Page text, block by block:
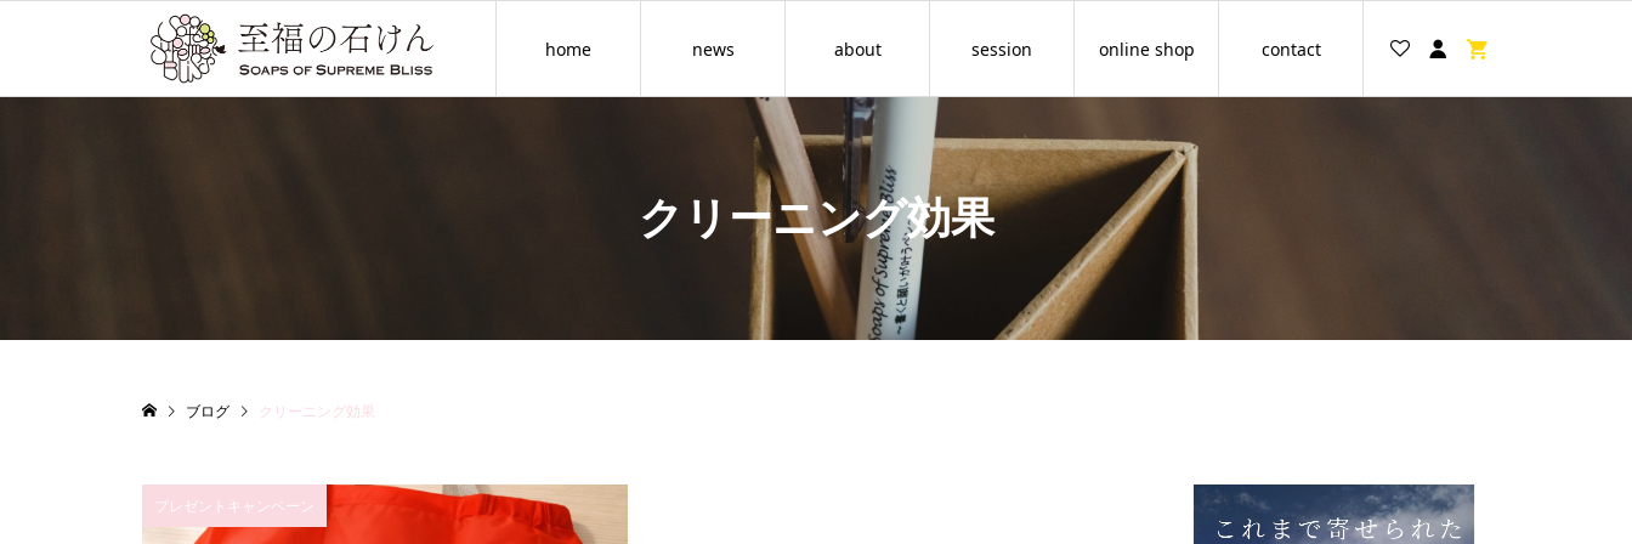
home news about session online shop contact
クリーニング効果
ブログ クリーニング効果
プレゼントキャンペーン